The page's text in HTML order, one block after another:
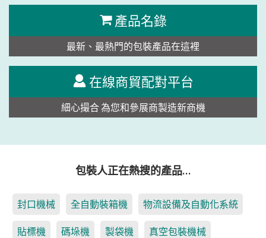
產品名錄
最新、最熱門的包裝產品在這裡
在線商貿配對平台
細心撮合 為您和參展商製造新商機
包裝人正在熱搜的產品…
封口機械 全自動裝箱機 物流設備及自動化系統
貼標機 碼垛機 製袋機 真空包裝機械